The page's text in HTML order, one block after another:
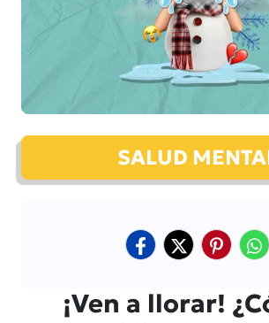
SALUD
¡Ven a llorar!